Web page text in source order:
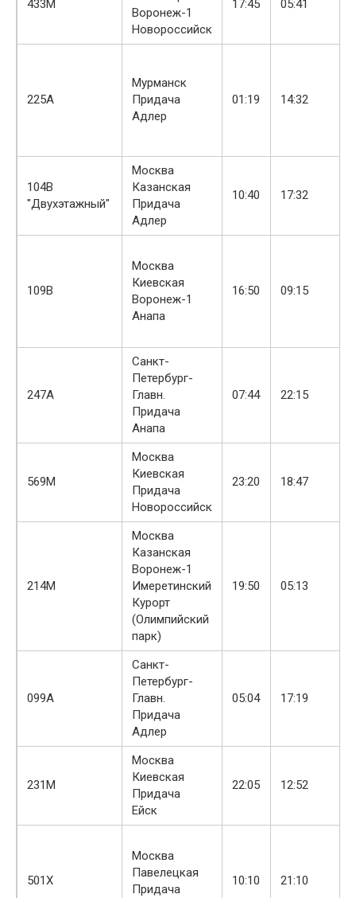
433М
Воронеж-1
Новороссийск
17:45 05:41
225А
Мурманск
Придача
Адлер
01:19 14:32
104В
"Двухэтажный"
Москва
Казанская
Придача
Адлер
10:40 17:32
109В
Москва
Киевская
Воронеж-1
Анапа
16:50 09:15
247А
Санкт-
Петербург-
Главн.
Придача
Анапа
07:44 22:15
569М
Москва
Киевская
Придача
Новороссийск
23:20 18:47
214М
Москва
Казанская
Воронеж-1
Имеретинский
Курорт
(Олимпийский
парк)
19:50 05:13
099А
Санкт-
Петербург-
Главн.
Придача
Адлер
05:04 17:19
231М
Москва
Киевская
Придача
Ейск
22:05 12:52
501Х
Москва
Павелецкая
Придача
10:10 21:10